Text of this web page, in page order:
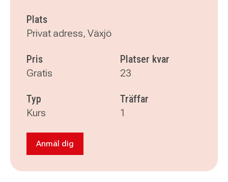
Plats
Privat adress, Växjö
Pris
Gratis
Platser kvar
23
Typ
Kurs
Träffar
1
Anmäl dig till Attentions digitala träff om LSS/
Anmäl dig